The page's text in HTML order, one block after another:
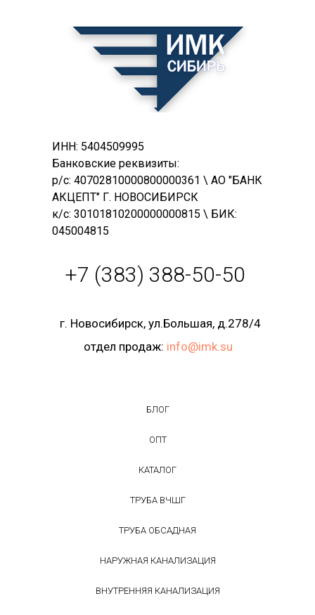
+7 (383) 388-50-50
г. Новосибирск, ул.Большая, д.278/4
отдел продаж: info@imk.su
ИНН: 5404509995
Банковские реквизиты:
р/с: 40702810000800000361 \ АО "БАНК
АКЦЕПТ" Г. НОВОСИБИРСК
к/с: 30101810200000000815 \ БИК:
045004815
БЛОГ
ОПТ
КАТАЛОГ
ТРУБА ВЧШГ
ТРУБА ОБСАДНАЯ
НАРУЖНАЯ КАНАЛИЗАЦИЯ
ВНУТРЕННЯЯ КАНАЛИЗАЦИЯ